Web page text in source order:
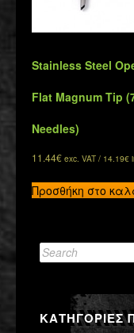
Stainless Steel
Flat Magnum Tip
Needles)
11.44€ exc. VAT / 14.19€
Προσθήκη στο
Search
for:
ΚΑΤΗΓΟΡΙΕΣ